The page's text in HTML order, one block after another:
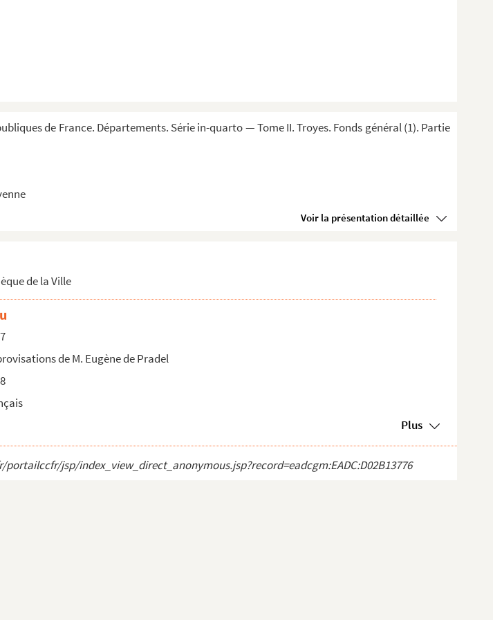
de France. Départements. Série in-quarto — Tome II. Troyes. Fonds général (1). Partie
Voir la présentation détaillée
en exécution...
en exécution...
ac commentata descript...
Ed. Th. Sim...
cents vers)
quatre cents vers)....
en jaune,...
1789
de la Ville
de M. Eugène de Pradel
Plus
jsp/index_view_direct_anonymous.jsp?record=eadcgm:EADC:D02B13776